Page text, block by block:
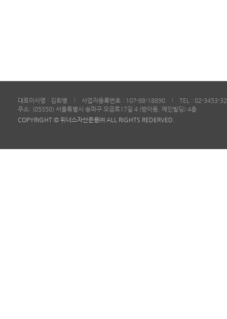
대표이사명 : 김희병 사업자등록번호 : 107-88-18890
TEL : 02-3453-
주소: (05550) 서울특별시 송파구 오금로17길 4 (방이동, 예인빌딩) 4층
COPYRIGHT © 위너스자산운용㈜ ALL RIGHTS REDERVED.